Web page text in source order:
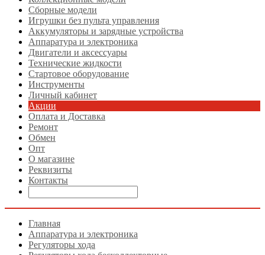
Сборные модели
Игрушки без пульта управления
Аккумуляторы и зарядные устройства
Аппаратура и электроника
Двигатели и аксессуары
Технические жидкости
Стартовое оборудование
Инструменты
Личный кабинет
Акции
Оплата и Доставка
Ремонт
Обмен
Опт
О магазине
Реквизиты
Контакты
Главная
Аппаратура и электроника
Регуляторы хода